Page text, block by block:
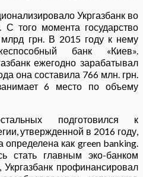
Укргазбанк во
С того момента государство
грн. В 2015 году к нему
банк «Киев».
ежегодно зарабатывал
она составила 766 млн. грн.
6 место по объему
подготовился к
утвержденной в 2016 году,
как green banking.
стать главным эко-банком
профинансировал